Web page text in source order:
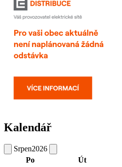
Kalendář
Srpen2026
Po
Út